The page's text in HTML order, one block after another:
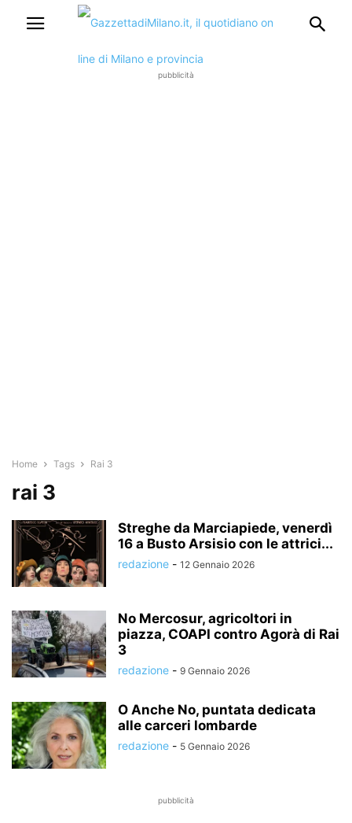
pubblicità
Home Tags Rai 3
rai 3
Streghe da Marciapiede, venerdì
16 a Busto Arsisio con le attrici...
redazione - 12 Gennaio 2026
No Mercosur, agricoltori in
piazza, COAPI contro Agorà di Rai
3
redazione - 9 Gennaio 2026
O Anche No, puntata dedicata
alle carceri lombarde
redazione - 5 Gennaio 2026
pubblicità